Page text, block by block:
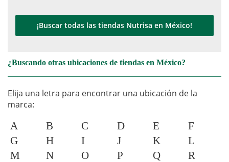
¡Buscar todas las tiendas Nutrisa en México!
¿Buscando otras ubicaciones de tiendas en México?
Elija una letra para encontrar una ubicación de la
marca:
A B C D E
F
G
H I J K
L
M
N O P Q
R